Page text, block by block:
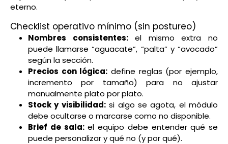
eterno.
Checklist operativo mínimo (sin postureo)
Nombres consistentes:el mismo extra no
puede llamarse “aguacate”, “palta” y “avocado”
según la sección.
Precios con lógica: define reglas (por ejemplo,
incremento por tamaño) para no ajustar
manualmente plato por plato.
Stock y visibilidad:si algo se agota, el módulo
debe ocultarse o marcarse como no disponible.
Brief de sala:el equipo debe entender qué se
puede personalizar y qué no (y por qué).